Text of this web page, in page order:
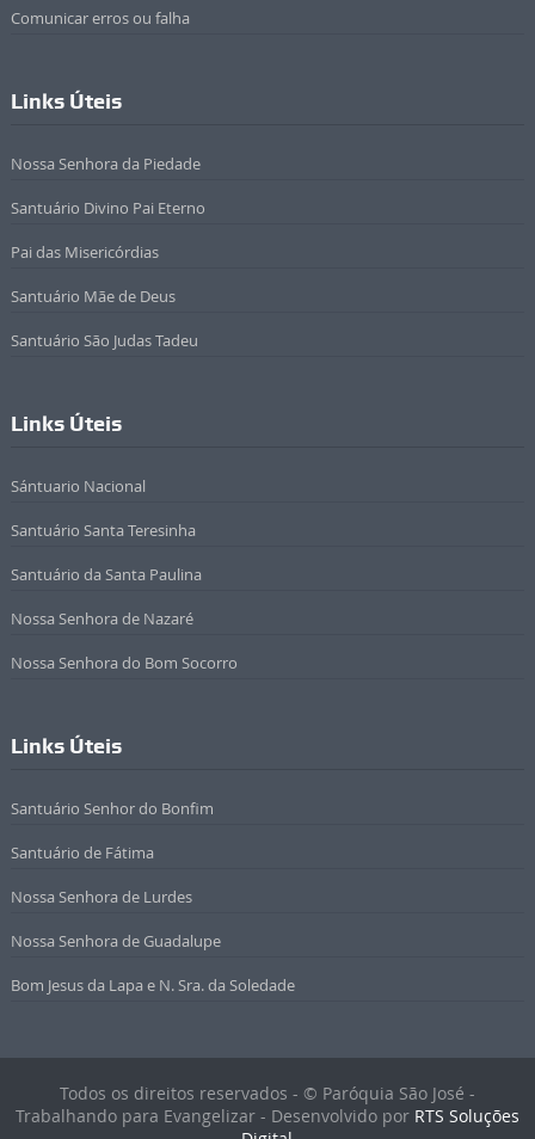
Comunicar erros ou falha
Links Úteis
Nossa Senhora da Piedade
Santuário Divino Pai Eterno
Pai das Misericórdias
Santuário Mãe de Deus
Santuário São Judas Tadeu
Links Úteis
Sántuario Nacional
Santuário Santa Teresinha
Santuário da Santa Paulina
Nossa Senhora de Nazaré
Nossa Senhora do Bom Socorro
Links Úteis
Santuário Senhor do Bonfim
Santuário de Fátima
Nossa Senhora de Lurdes
Nossa Senhora de Guadalupe
Bom Jesus da Lapa e N. Sra. da Soledade
Todos os direitos reservados - © Paróquia São José -
Trabalhando para Evangelizar - Desenvolvido por RTS Soluções